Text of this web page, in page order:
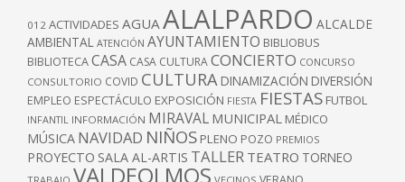
012 ACTIVIDADES AGUAALALPARDO ALCALDE
AMBIENTAL ATENCIÓN AYUNTAMIENTO BIBLIOBUS
BIBLIOTECACASA CASA CULTURACONCIERTO CONCURSO
CONSULTORIO COVID CULTURA DINAMIZACIÓN DIVERSIÓN
EMPLEO ESPECTÁCULO EXPOSICIÓN FIESTA FIESTAS FUTBOL
INFANTIL INFORMACIÓN MIRAVAL MUNICIPAL MÉDICO
MÚSICA NAVIDAD NIÑOS PLENO POZO PREMIOS
PROYECTO SALA AL-ARTIS TALLER TEATRO TORNEO
VALDEOLMOS